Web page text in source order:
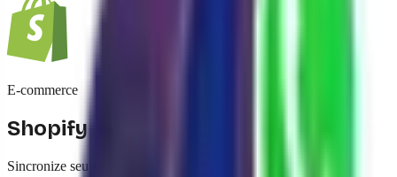
E-commerce
Shopify
Sincronize seu catálogo da Shopify com a yavendió!